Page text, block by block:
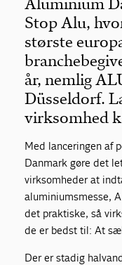
Aluminium
Stop Alu,
største
år, nemlig
Düsseldorf.
virksomhed
Med lanceringen af
Danmark gøre det
virksomheder at
aluminiumsmesse,
det praktiske, så
de er bedst til: At
Der er stadig